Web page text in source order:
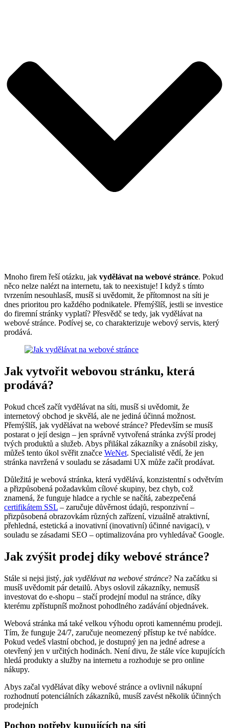
Mnoho firem řeší otázku, jak vydělávat na webové stránce. Pokud
něco nelze nalézt na internetu, tak to neexistuje! I když s tímto
tvrzením nesouhlasíš, musíš si uvědomit, že přítomnost na síti je
dnes prioritou pro každého podnikatele. Přemýšlíš, jestli se investice
do firemní stránky vyplatí? Přesvědč se tedy, jak vydělávat na
webové stránce. Podívej se, co charakterizuje webový servis, který
prodává.
Jak vytvořit webovou stránku, která
prodává?
Pokud chceš začít vydělávat na síti, musíš si uvědomit, že
internetový obchod je skvělá, ale ne jediná účinná možnost.
Přemýšlíš, jak vydělávat na webové stránce? Především se musíš
postarat o její design – jen správně vytvořená stránka zvýší prodej
tvých produktů a služeb. Abys přilákal zákazníky a znásobil zisky,
můžeš tento úkol svěřit značce WeNet. Specialisté vědí, že jen
stránka navržená v souladu se zásadami UX může začít prodávat.
Důležitá je webová stránka, která vydělává, konzistentní s odvětvím
a přizpůsobená požadavkům cílové skupiny, bez chyb, což
znamená, že funguje hladce a rychle se načítá, zabezpečená
certifikátem SSL – zaručuje důvěrnost údajů, responzivní –
přizpůsobená obrazovkám různých zařízení, vizuálně atraktivní,
přehledná, estetická a inovativní (inovativní) účinné navigaci), v
souladu se zásadami SEO – optimalizována pro vyhledávač Google.
Jak zvýšit prodej díky webové stránce?
Stále si nejsi jistý, jak vydělávat na webové stránce? Na začátku si
musíš uvědomit pár detailů. Abys oslovil zákazníky, nemusíš
investovat do e-shopu – stačí prodejní modul na stránce, díky
kterému zpřístupníš možnost pohodlného zadávání objednávek.
Webová stránka má také velkou výhodu oproti kamennému prodeji.
Tím, že funguje 24/7, zaručuje neomezený přístup ke tvé nabídce.
Pokud vedeš vlastní obchod, je dostupný jen na jedné adrese a
otevřený jen v určitých hodinách. Není divu, že stále více kupujících
hledá produkty a služby na internetu a rozhoduje se pro online
nákupy.
Abys začal vydělávat díky webové stránce a ovlivnil nákupní
rozhodnutí potenciálních zákazníků, musíš zavést několik účinných
prodejních
Pochop potřeby kupujících na síti